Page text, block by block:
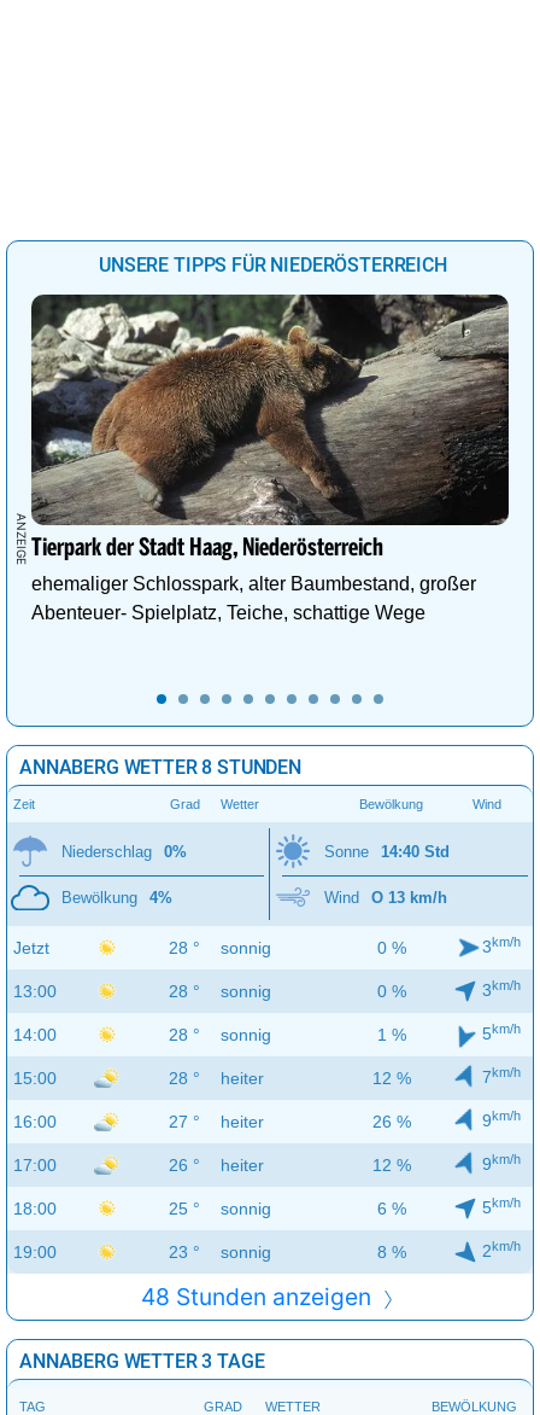
UNSERE TIPPS FÜR NIEDERÖSTERREICH
Tierpark der Stadt Haag, Niederösterreich
ehemaliger Schlosspark, alter Baumbestand, großer
Abenteuer- Spielplatz, Teiche, schattige Wege
ANNABERG WETTER 8 STUNDEN
Zeit Grad Wetter Bewölkung Wind
Niederschlag 0%
Bewölkung 4%
Sonne 14:40 Std
Wind O 13 km/h
Jetzt 28 ° sonnig 0 % 3km/h
13:00 28 ° sonnig 0 % 3km/h
14:00 28 ° sonnig 1 % 5km/h
15:00 28 ° heiter 12 % 7km/h
16:00 27 ° heiter 26 % 9km/h
17:00 26 ° heiter 12 % 9km/h
18:00 25 ° sonnig 6 % 5km/h
19:00 23 ° sonnig 8 % 2km/h
48 Stunden anzeigen
ANNABERG WETTER 3 TAGE
TAG GRAD WETTER BEWÖLKUNG